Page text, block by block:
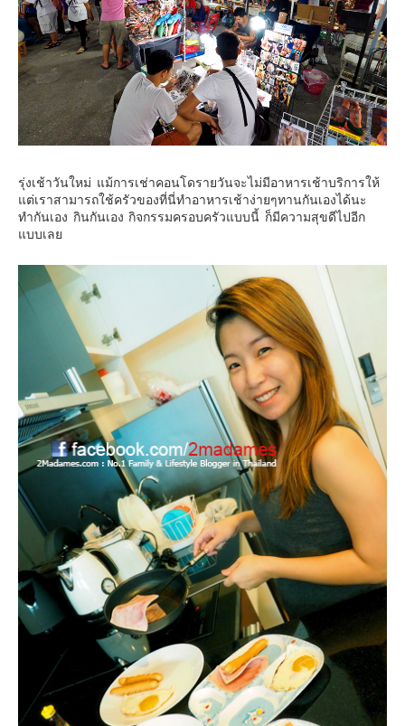
รุ่งเช้าวันใหม่ แม้การเช่าคอนโดรายวันจะไม่มีอาหารเช้าบริการให้
แต่เราสามารถใช้ครัวของที่นี่ทำอาหารเช้าง่ายๆทานกันเองได้นะ
ทำกันเอง กินกันเอง กิจกรรมครอบครัวแบบนี้ ก็มีความสุขดีไปอีก
แบบเลย